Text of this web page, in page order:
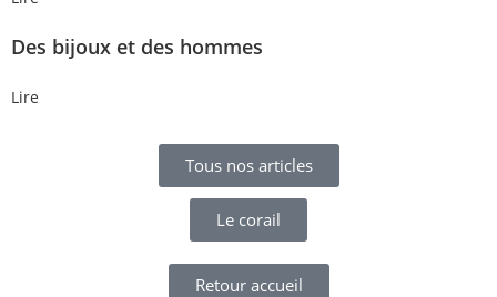
Des bijoux et des hommes
Lire
Tous nos articles
Le corail
Retour accueil